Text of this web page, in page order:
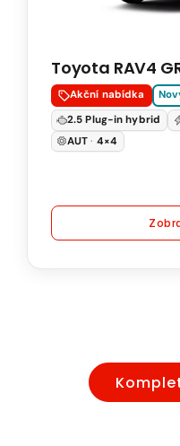
Benzín
Automatická
Toyota RAV4
Akční nabídka
2.5 Plug-in hybrid
AUT · 4×4